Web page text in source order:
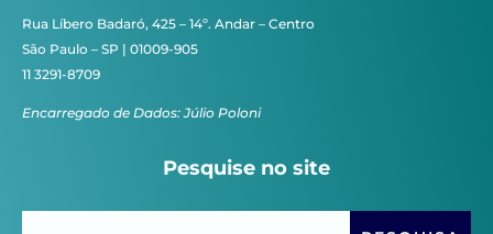
Rua Líbero Badaró, 425 – 14º. Andar – Centro
São Paulo – SP | 01009-905
11 3291-8709
Encarregado de Dados: Júlio Poloni
Pesquise no site